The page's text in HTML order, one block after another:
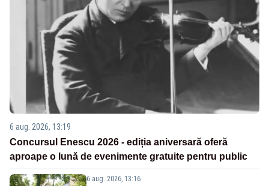
6 aug. 2026, 13:19
Concursul Enescu 2026 - ediția aniversară oferă
aproape o lună de evenimente gratuite pentru public
6 aug. 2026, 13:16